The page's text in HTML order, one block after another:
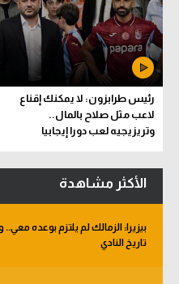
رئيس طرابزون: لا يمكنك إقناع
لاعب مثل صلاح بالمال..
وتريزيجيه لعب دورا إيجابيا
الأكثر مشاهدة
بيزيرا: الزمالك لم يلتزم بوعده
تاريخ النادي